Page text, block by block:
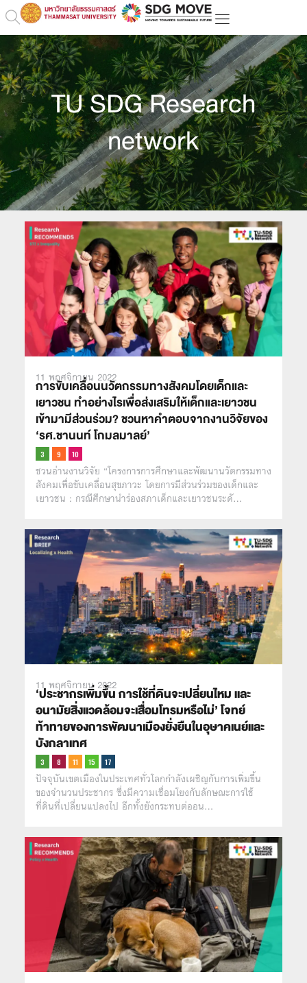
TU SDG Research
network
11 พฤศจิกายน 2022
การขับเคลื่อนนวัตกรรมทางสังคมโดยเด็กและ
เยาวชน ทำอย่างไรเพื่อส่งเสริมให้เด็กและเยาวชน
เข้ามามีส่วนร่วม? ชวนหาคำตอบจากงานวิจัยของ
‘รศ.ชานนท์ โกมลมาลย์’
ชวนอ่านงานวิจัย “โครงการการศึกษาและพัฒนานวัตกรรมทาง
สังคมเพื่อขับเคลื่อนสุขภาวะ โดยการมีส่วนร่วมของเด็กและ
เยาวชน : กรณีศึกษานำร่องสภาเด็กและเยาวชนระดั…
11 พฤศจิกายน 2022
‘ประชากรเพิ่มขึ้น การใช้ที่ดินจะเปลี่ยนไหม และ
อนามัยสิ่งแวดล้อมจะเสื่อมโทรมหรือไม่’ โจทย์
ท้าทายของการพัฒนาเมืองยั่งยืนในอุษาคเนย์และ
บังกลาเทศ
ปัจจุบันเขตเมืองในประเทศทั่วโลกกำลังเผชิญกับการเพิ่มขึ้น
ของจำนวนประชากร ซึ่งมีความเชื่อมโยงกับลักษณะการใช้
ที่ดินที่เปลี่ยนแปลงไป อีกทั้งยังกระทบต่ออน…